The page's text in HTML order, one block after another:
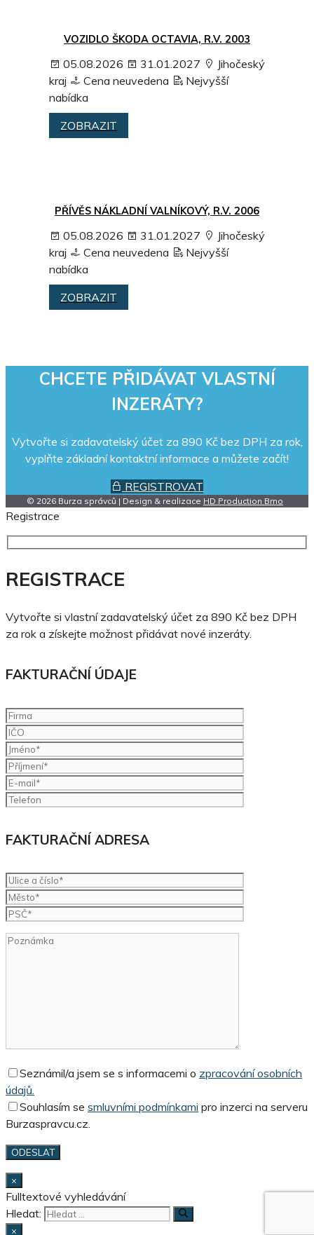
VOZIDLO ŠKODA OCTAVIA, R.V. 2003
05.08.2026 31.01.2027
Jihočeský
kraj
Cena neuvedena
Nejvyšší
nabídka
ZOBRAZIT
PŘÍVĚS NÁKLADNÍ VALNÍKOVÝ, R.V. 2006
05.08.2026 31.01.2027
Jihočeský
kraj
Cena neuvedena
Nejvyšší
nabídka
ZOBRAZIT
CHCETE PŘIDÁVAT VLASTNÍ
INZERÁTY?
Vytvořte si zadavatelský účet za 890 Kč bez DPH za rok,
vyplňte základní kontaktní informace a můžete začít!
REGISTROVAT
© 2026 Burza správců | Design & realizace HD Production Brno
Registrace
REGISTRACE
Vytvořte si vlastní zadavatelský účet za 890 Kč bez DPH
za rok a získejte možnost přidávat nové inzeráty.
FAKTURAČNÍ ÚDAJE
FAKTURAČNÍ ADRESA
Seznámil/a jsem se s informacemi o zpracování osobních
údajů.
Souhlasím se smluvními podmínkami pro inzerci na serveru
Burzaspravcu.cz.
×
Fulltextové vyhledávání
Hledat:
×